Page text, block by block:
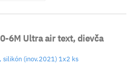
0-6M Ultra air text, dievča
silikón (inov.2021) 1x2 ks